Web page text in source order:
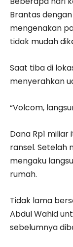
Brantas
mengenakan
tidak mudah
Saat tiba di
menyerahkan
“Volcom,
Dana Rp1
ransel. Setelah
mengaku
rumah.
Tidak lama
Abdul Wahid
sebelumnya